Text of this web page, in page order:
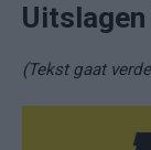
(Tekst gaat